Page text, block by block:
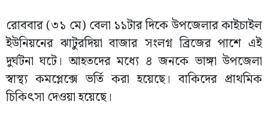
রোববার (৩১ মে) বেলা ১১টার দিকে উপজেলার কাইচাইল
ইউনিয়নের ঝাটুরদিয়া বাজার সংলগ্ন ব্রিজের পাশে এই
দুর্ঘটনা ঘটে। আহতদের মধ্যে ৪ জনকে ভাঙ্গা উপজেলা
স্বাস্থ্য কমপ্লেক্সে ভর্তি করা হয়েছে। বাকিদের প্রাথমিক
চিকিৎসা দেওয়া হয়েছে।